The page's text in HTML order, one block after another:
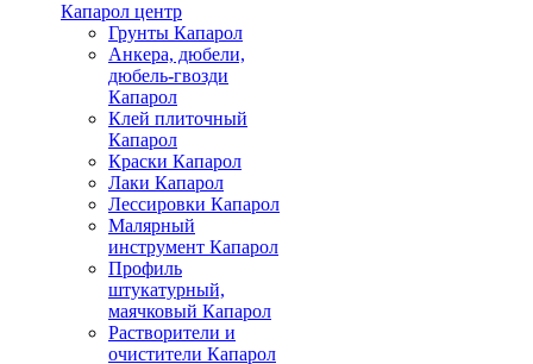
Капарол центр
Грунты Капарол
Анкера, дюбели,
дюбель-гвозди
Капарол
Клей плиточный
Капарол
Краски Капарол
Лаки Капарол
Лессировки Капарол
Малярный
инструмент Капарол
Профиль
штукатурный,
маячковый Капарол
Растворители и
очистители Капарол